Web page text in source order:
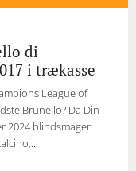
di
i trækasse
League of
Brunello? Da Din
2024 blindsmager